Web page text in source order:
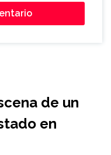
de un
en